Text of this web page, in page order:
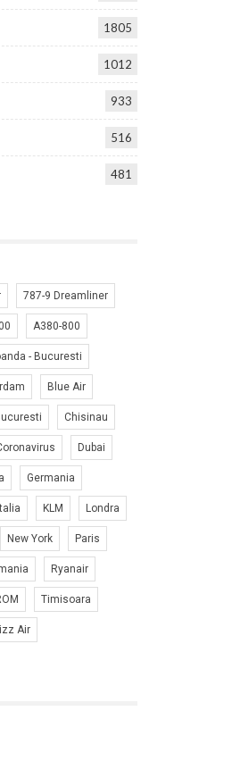
1805
1012
933
516
481
787-9 Dreamliner
A380-800
- Bucuresti
Blue Air
Chisinau
Dubai
Germania
KLM Londra
New York Paris
Ryanair
Timisoara
Air